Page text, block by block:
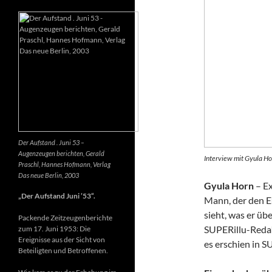
Interview mit Gyula
Gyula Horn –
Mann, der den
sieht, was er
SUPERillu-
es erschien in
Der Aufstand . Juni 53 –
Augenzeugen berichten, Gerald
Praschl, Hannes Hofmann, Verlag
Das neue Berlin, 2003
„Der Aufstand Juni ’53“.
Packende Zeitzeugenberichte
zum 17. Juni 1953: Die
Ereignisse aus der Sicht von
Beteiligten und Betroffenen.